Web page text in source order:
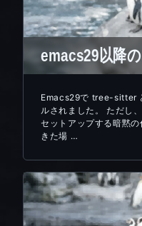
emacs29以降
Emacs29で tree-sitter
ルされました。 ただし
セットアップする暗黙
きた場 …